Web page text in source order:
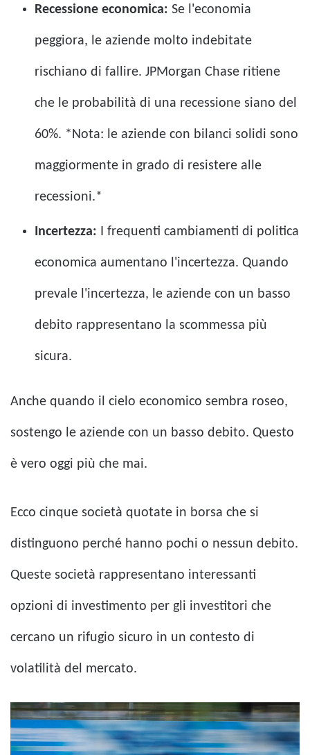
Recessione economica: Se l'economia
peggiora, le aziende molto indebitate
rischiano di fallire. JPMorgan Chase ritiene
che le probabilità di una recessione siano del
60%. *Nota: le aziende con bilanci solidi sono
maggiormente in grado di resistere alle
recessioni.*
Incertezza: I frequenti cambiamenti di politica
economica aumentano l'incertezza. Quando
prevale l'incertezza, le aziende con un basso
debito rappresentano la scommessa più
sicura.
Anche quando il cielo economico sembra roseo,
sostengo le aziende con un basso debito. Questo
è vero oggi più che mai.
Ecco cinque società quotate in borsa che si
distinguono perché hanno pochi o nessun debito.
Queste società rappresentano interessanti
opzioni di investimento per gli investitori che
cercano un rifugio sicuro in un contesto di
volatilità del mercato.